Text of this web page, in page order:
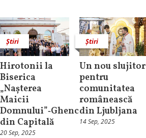
Știri
Hirotonii la
Biserica
„Nașterea
Maicii
Domnului”‑Ghencea
din Capitală
20 Sep, 2025
Știri
Un nou slujitor
pentru
comunitatea
românească
din Ljubljana
14 Sep, 2025